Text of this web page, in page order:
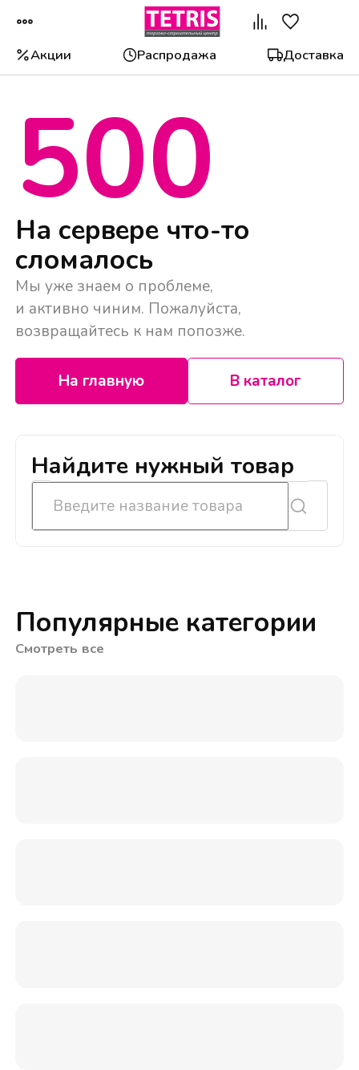
Акции Распродажа Доставка
500
На сервере что-то
сломалось
Мы уже знаем о проблеме,
и активно чиним. Пожалуйста,
возвращайтесь к нам попозже.
На главную В каталог
Найдите нужный товар
Популярные категории
Смотреть все